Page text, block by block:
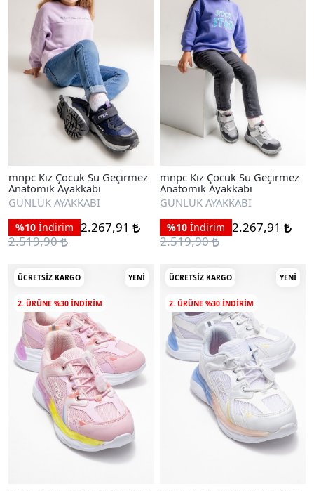
mnpc Kız Çocuk Su Geçirmez
Anatomik Ayakkabı
GÜNLÜK AYAKKABI
%10 İndirim 2.267,91
2.519,90
mnpc Kız Çocuk Su Geçirmez
Anatomik Ayakkabı
GÜNLÜK AYAKKABI
%10 İndirim 2.267,91
2.519,90
ÜCRETSIZ KARGO YENI
2. ÜRÜNE %30 INDIRIM
ÜCRETSIZ KARGO YENI
2. ÜRÜNE %30 INDIRIM